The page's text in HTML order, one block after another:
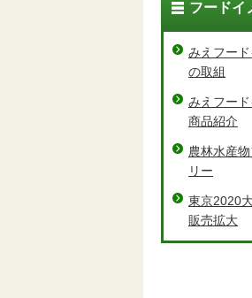
フードイ
みえフー
の取組
みえフー
商品紹介
農林水産
リー
東京2020
販売拡大